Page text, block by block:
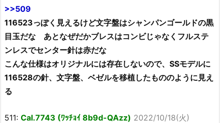
>>509
116523っぽく見えるけど文字盤はシャンパンゴールドの黒
目玉だな あとなぜだかブレスはコンビじゃなくフルステ
ンレスでセンター針は赤だな
こんな仕様はオリジナルには存在しないので、SSモデルに
116528の針、文字盤、ベゼルを移植したもののように見え
る
511: Cal.7743 (ﾜｯﾁｮｲ 8b9d-QAzz) 2022/10/18(火)